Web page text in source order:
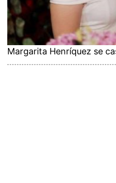
Margarita Henríquez se